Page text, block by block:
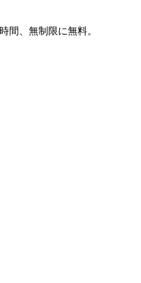
間、無制限に無料。